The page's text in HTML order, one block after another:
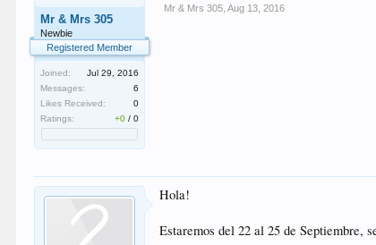
Mr & Mrs 305
Newbie
Registered Member
Joined:
Jul 29, 2016
Messages:
6
Likes Received:
0
Ratings:
+0 /0
Mr & Mrs 305 Aug 13, 2016
Hola!
Estaremos del 22 al 25 de Septiembre,